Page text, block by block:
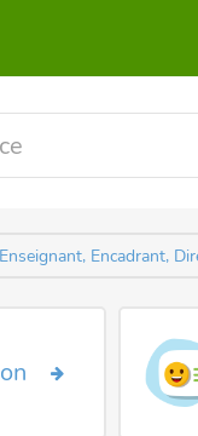
Enseignant, Encadrant,